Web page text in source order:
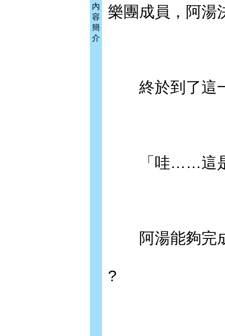
內
容
簡
介
樂團成員，阿湯
終於到了這一
「哇……這是
阿湯能夠完成
?